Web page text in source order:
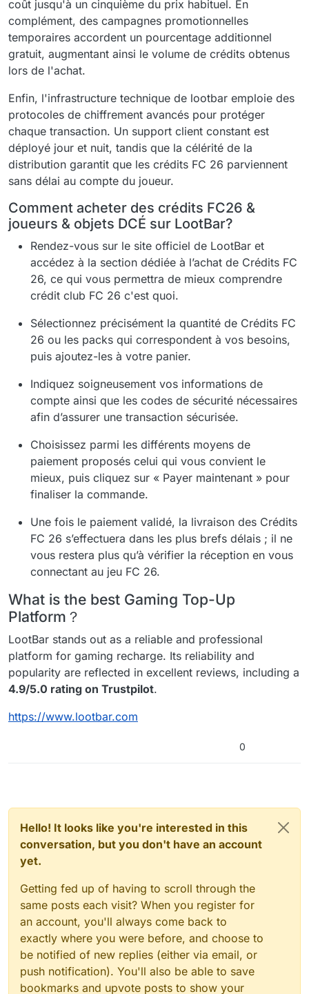
coût jusqu'à un cinquième du prix habituel. En
complément, des campagnes promotionnelles
temporaires accordent un pourcentage additionnel
gratuit, augmentant ainsi le volume de crédits obtenus
lors de l'achat.
Enfin, l'infrastructure technique de lootbar emploie des
protocoles de chiffrement avancés pour protéger
chaque transaction. Un support client constant est
déployé jour et nuit, tandis que la célérité de la
distribution garantit que les crédits FC 26 parviennent
sans délai au compte du joueur.
Comment acheter des crédits FC26 &
joueurs & objets DCÉ sur LootBar?
Rendez-vous sur le site officiel de LootBar et
accédez à la section dédiée à l’achat de Crédits FC
26, ce qui vous permettra de mieux comprendre
crédit club FC 26 c'est quoi.
Sélectionnez précisément la quantité de Crédits FC
26 ou les packs qui correspondent à vos besoins,
puis ajoutez-les à votre panier.
Indiquez soigneusement vos informations de
compte ainsi que les codes de sécurité nécessaires
afin d’assurer une transaction sécurisée.
Choisissez parmi les différents moyens de
paiement proposés celui qui vous convient le
mieux, puis cliquez sur « Payer maintenant » pour
finaliser la commande.
Une fois le paiement validé, la livraison des Crédits
FC 26 s’effectuera dans les plus brefs délais ; il ne
vous restera plus qu’à vérifier la réception en vous
connectant au jeu FC 26.
What is the best Gaming Top-Up
Platform？
LootBar stands out as a reliable and professional
platform for gaming recharge. Its reliability and
popularity are reflected in excellent reviews, including a
4.9/5.0 rating on Trustpilot.
https://www.lootbar.com
0
Hello! It looks like you're interested in this
conversation, but you don't have an account
yet.
Getting fed up of having to scroll through the
same posts each visit? When you register for
an account, you'll always come back to
exactly where you were before, and choose to
be notified of new replies (either via email, or
push notification). You'll also be able to save
bookmarks and upvote posts to show your